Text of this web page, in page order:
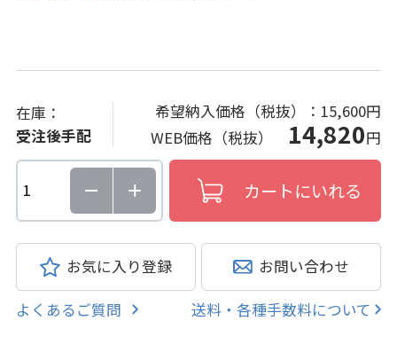
在庫：
受注後手配
希望納入価格（税抜）： 15,600円
WEB価格（税抜） 14,820円
お気に入り登録 お問い合わせ
よくあるご質問 送料・各種手数料について